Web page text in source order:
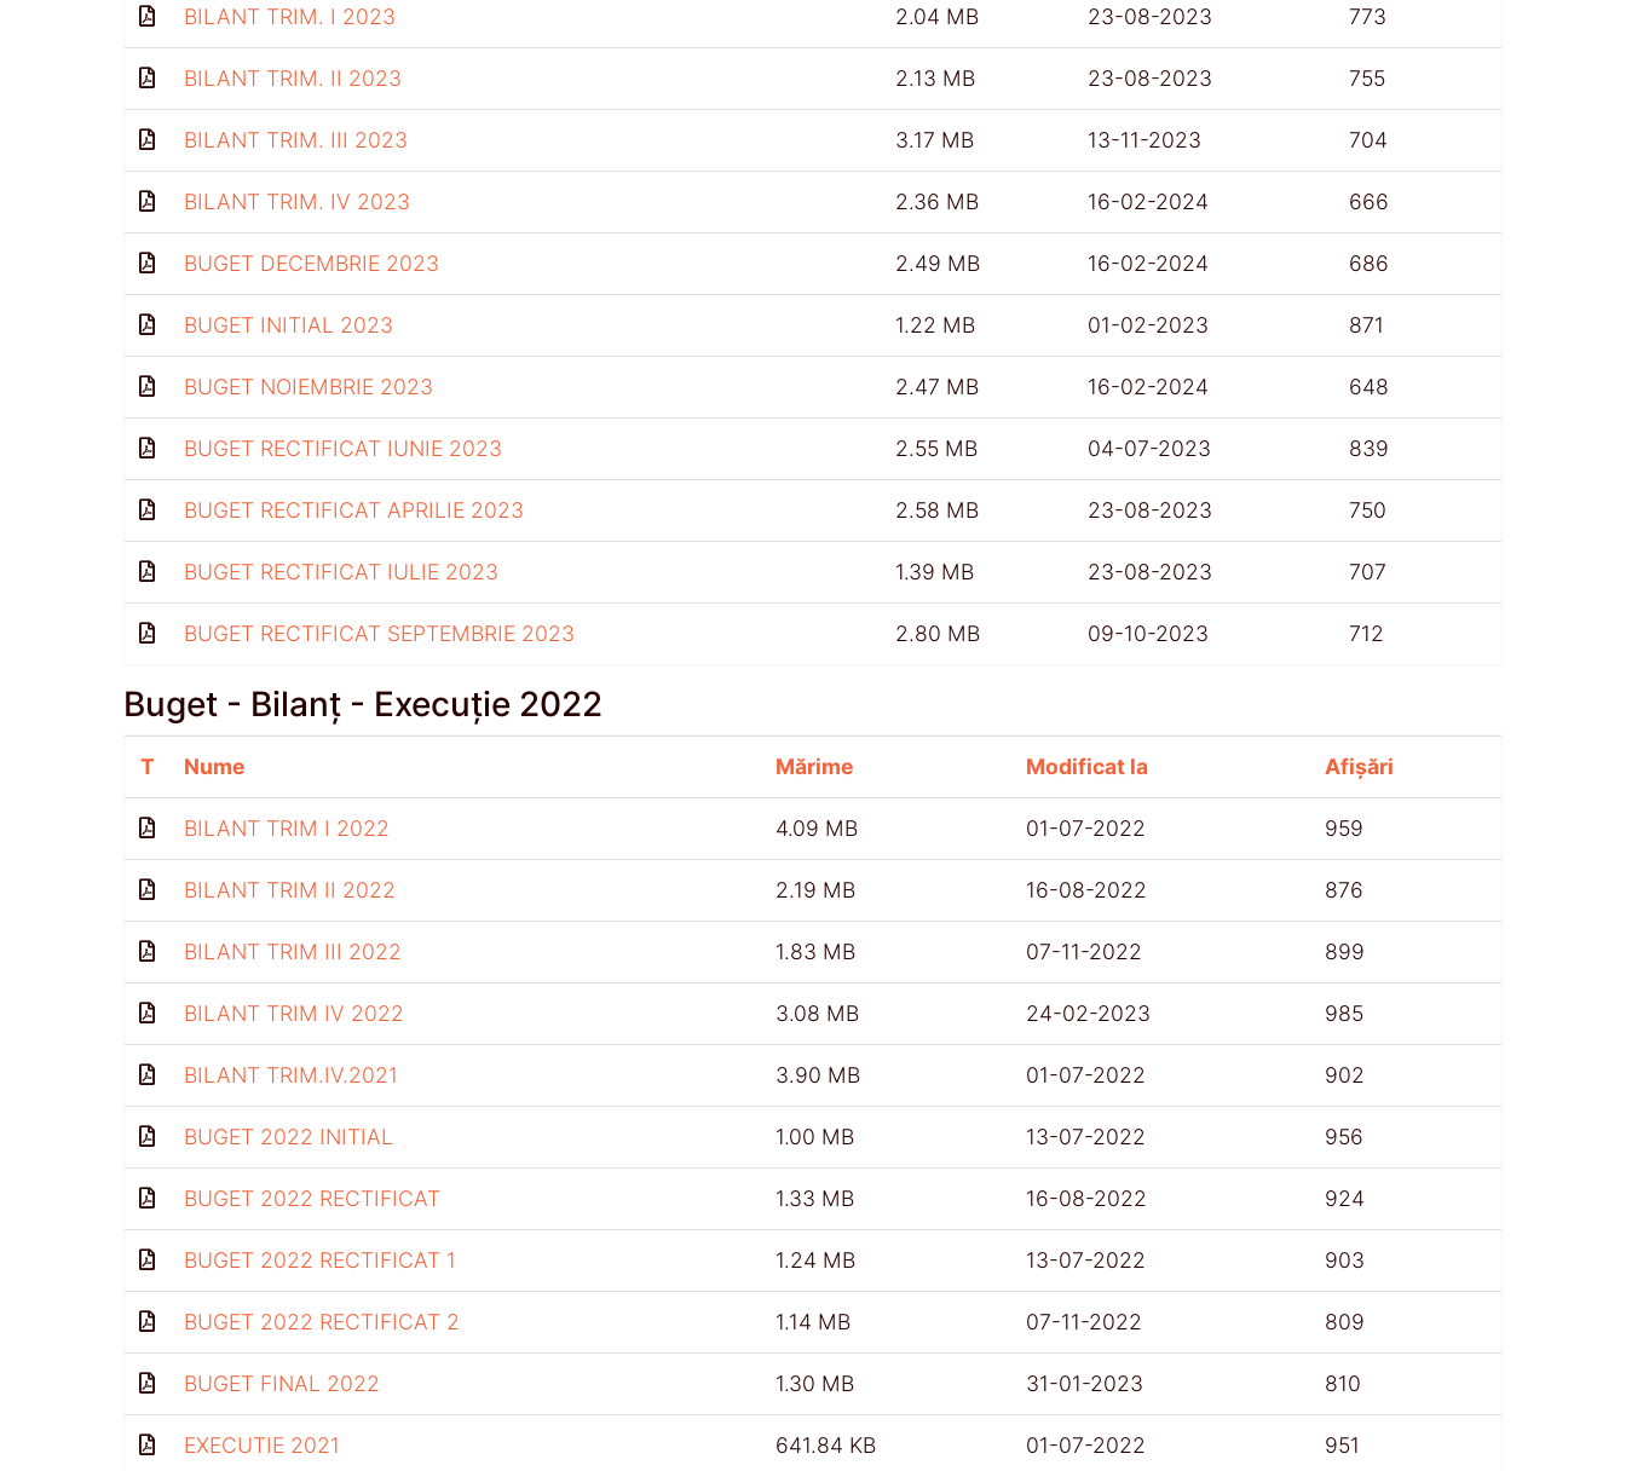
BILANT TRIM. I 2023 2.04 MB 23-08-2023 773
BILANT TRIM. II 2023 2.13 MB 23-08-2023 755
BILANT TRIM. III 2023 3.17 MB 13-11-2023 704
BILANT TRIM. IV 2023 2.36 MB 16-02-2024 666
BUGET DECEMBRIE 2023 2.49 MB 16-02-2024 686
BUGET INITIAL 2023 1.22 MB 01-02-2023 871
BUGET NOIEMBRIE 2023 2.47 MB 16-02-2024 648
BUGET RECTIFICAT IUNIE 2023 2.55 MB 04-07-2023 839
BUGET RECTIFICAT APRILIE 2023 2.58 MB 23-08-2023 750
BUGET RECTIFICAT IULIE 2023 1.39 MB 23-08-2023 707
BUGET RECTIFICAT SEPTEMBRIE 2023 2.80 MB 09-10-2023 712
Buget - Bilanț - Execuție 2022
T Nume Mărime Modificat la Afișări
BILANT TRIM I 2022 4.09 MB 01-07-2022 959
BILANT TRIM II 2022 2.19 MB 16-08-2022 876
BILANT TRIM III 2022 1.83 MB 07-11-2022 899
BILANT TRIM IV 2022 3.08 MB 24-02-2023 985
BILANT TRIM.IV.2021 3.90 MB 01-07-2022 902
BUGET 2022 INITIAL 1.00 MB 13-07-2022 956
BUGET 2022 RECTIFICAT 1.33 MB 16-08-2022 924
BUGET 2022 RECTIFICAT 1 1.24 MB 13-07-2022 903
BUGET 2022 RECTIFICAT 2 1.14 MB 07-11-2022 809
BUGET FINAL 2022 1.30 MB 31-01-2023 810
EXECUTIE 2021 641.84 KB 01-07-2022 951